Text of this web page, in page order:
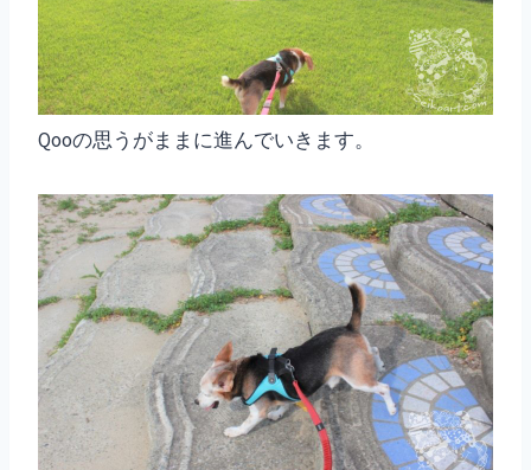
Qooの思うがままに進んでいきます。